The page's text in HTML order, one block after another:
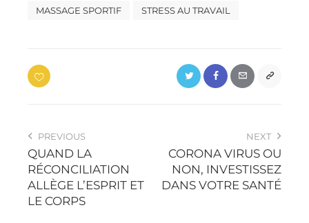
MASSAGE SPORTIF STRESS AU TRAVAIL
PREVIOUS
QUAND LA
RÉCONCILIATION
ALLÈGE L’ESPRIT ET
LE CORPS
NEXT
CORONA VIRUS OU
NON, INVESTISSEZ
DANS VOTRE SANTÉ